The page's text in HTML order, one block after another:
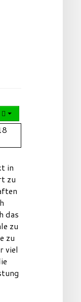
in
zu
das
zu
zu
viel